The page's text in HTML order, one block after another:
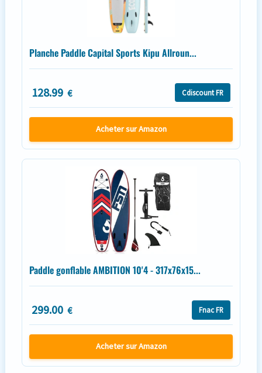
Planche Paddle Capital Sports Kipu Allroun...
128.99 € Cdiscount FR
Acheter sur Amazon
Paddle gonflable AMBITION 10'4 - 317x76x15...
299.00 € Fnac FR
Acheter sur Amazon